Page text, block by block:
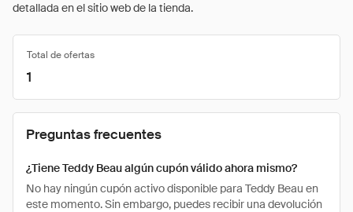
detallada en el sitio web de la tienda.
Total de ofertas
1
Preguntas frecuentes
¿Tiene Teddy Beau algún cupón válido ahora mismo?
No hay ningún cupón activo disponible para Teddy Beau en
este momento. Sin embargo, puedes recibir una devolución